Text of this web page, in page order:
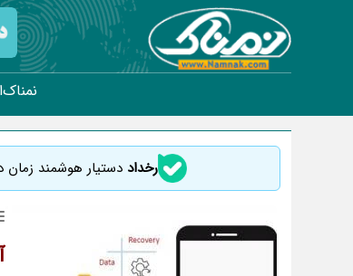
نمناک
رخداد دستیار هوشمند زمان